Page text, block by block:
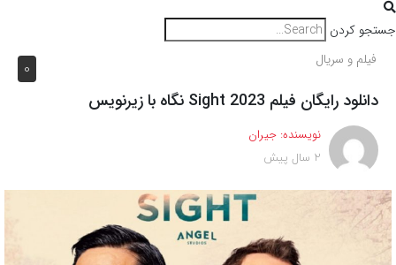
جستجو کردن
0 فیلم و سریال
دانلود رایگان فیلم Sight 2023 نگاه با زیرنویس
نویسنده: جیران
2 سال پیش